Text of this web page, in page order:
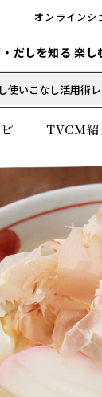
オンラインシ
だしを知る 楽し
リーズ
だしパック つゆ
ヤマキの削り節
キャンペーン一覧
使いこなし活用術
TVCM紹